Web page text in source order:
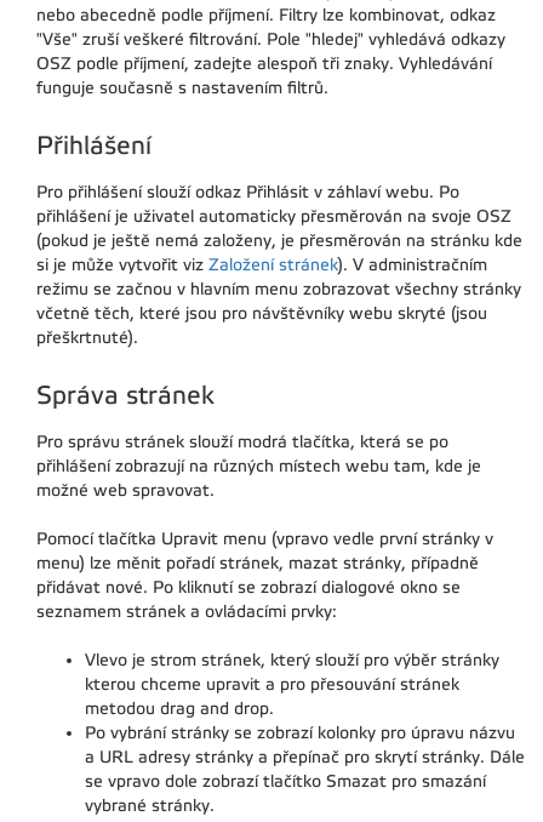
nebo abecedně podle příjmení. Filtry lze kombinovat, odkaz
"Vše" zruší veškeré filtrování. Pole "hledej" vyhledává odkazy
OSZ podle příjmení, zadejte alespoň tři znaky. Vyhledávání
funguje současně s nastavením filtrů.
Přihlášení
Pro přihlášení slouží odkaz Přihlásit v záhlaví webu. Po
přihlášení je uživatel automaticky přesměrován na svoje OSZ
(pokud je ještě nemá založeny, je přesměrován na stránku kde
si je může vytvořit viz Založení stránek). V administračním
režimu se začnou v hlavním menu zobrazovat všechny stránky
včetně těch, které jsou pro návštěvníky webu skryté (jsou
přeškrtnuté).
Správa stránek
Pro správu stránek slouží modrá tlačítka, která se po
přihlášení zobrazují na různých místech webu tam, kde je
možné web spravovat.
Pomocí tlačítka Upravit menu (vpravo vedle první stránky v
menu) lze měnit pořadí stránek, mazat stránky, případně
přidávat nové. Po kliknutí se zobrazí dialogové okno se
seznamem stránek a ovládacími prvky:
Vlevo je strom stránek, který slouží pro výběr stránky
kterou chceme upravit a pro přesouvání stránek
metodou drag and drop.
Po vybrání stránky se zobrazí kolonky pro úpravu názvu
a URL adresy stránky a přepínač pro skrytí stránky. Dále
se vpravo dole zobrazí tlačítko Smazat pro smazání
vybrané stránky.